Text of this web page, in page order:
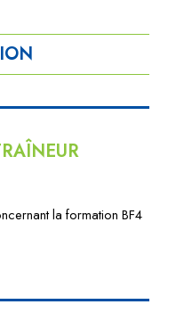
la formation BF4